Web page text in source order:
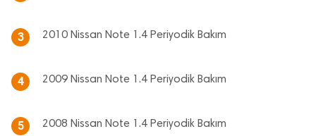
3 2010 Nissan Note 1.4 Periyodik Bakım
4 2009 Nissan Note 1.4 Periyodik Bakım
5 2008 Nissan Note 1.4 Periyodik Bakım